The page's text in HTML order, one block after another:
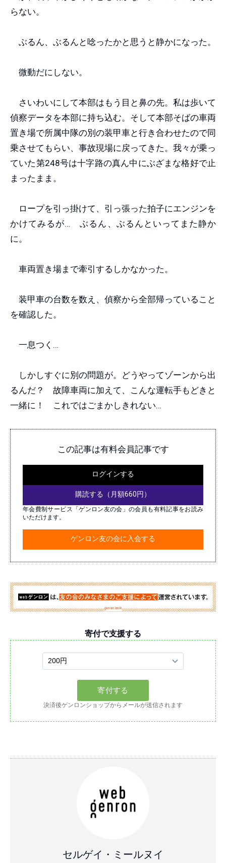
らない。
ぶるん、ぶるんと唸ったかと思うと静かになった。
微動だにしない。
さいわいにして本部はもう目と鼻の先。私は歩いて
偵察データを本部に持ち込む。そして本部そばの車両
置き場で所属中隊の別の装甲車と行き合わせたので同
乗させてもらい、事故現場に戻ってきた。我々が乗っ
ていた第248号は十字路の真ん中にぶざまな格好で止
まったまま。
ロープを引っ掛けて、引っ張った拍子にエンジンを
かけてみるが… ぶるん、ぶるんといってまた静か
に。
車両置き場まで牽引するしかなかった。
装甲車の台数を数え、偵察から全部帰っていること
を確認した。
一息つく…
しかしすぐに別の問題が。どうやってゾーンから出
るんだ？ 故障車両に加えて、こんな運転手もどきと
一緒に！ これではごまかしきれない…
この記事は有料会員記事です
ログインする
購読する（月額660円）
年会費制サービス「ゲンロン友の会」の会員も有料記事をお読み
いただけます。
ゲンロン友の会に入会する
寄付で支援する
決済後ゲンロンショップからメールが送信されます
セルゲイ・ミールヌイ